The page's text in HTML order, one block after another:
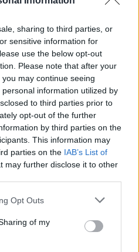
sharing to third parties, or
sensitive information for
use the below opt-out
Please note that after your
may continue seeing
information utilized by
to third parties prior to
opt-out of the further
by third parties on the
This information may
parties on the IAB’s List of
may further disclose it to other
Opt Outs
of my